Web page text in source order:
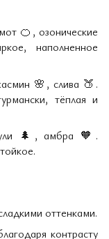
🍊 , озонические
наполненное
🌸 , слива 🍑 .
тёплая и
🌲 , амбра 🧡 .
оттенками.
контрасту